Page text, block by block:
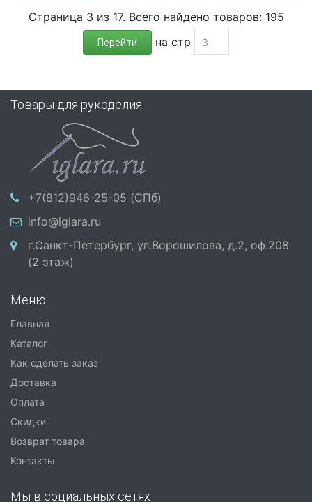
Страница 3 из 17. Всего найдено товаров: 195
Перейти на стр
Товары для рукоделия
+7(812)946-25-05 (СПб)
info@iglara.ru
г.Санкт-Петербург, ул.Ворошилова, д.2, оф.208
(2 этаж)
Меню
Главная
Каталог
Как сделать заказ
Доставка
Оплата
Скидки
Возврат товара
Контакты
Мы в социальных сетях